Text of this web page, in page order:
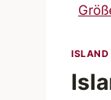
ISLAND